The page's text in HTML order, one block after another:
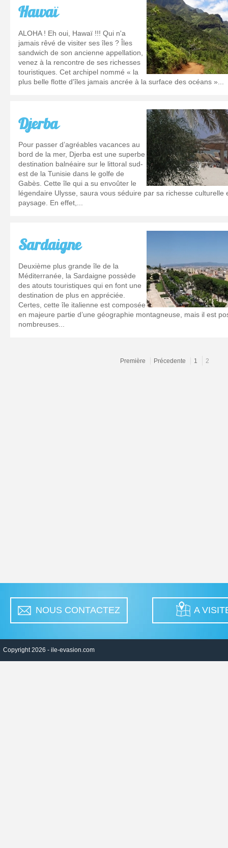
Hawaï
ALOHA ! Eh oui, Hawaï !!! Qui n'a
jamais rêvé de visiter ses îles ? Îles
sandwich de son ancienne appellation,
venez à la rencontre de ses richesses
touristiques. Cet archipel nommé « la
plus belle flotte d'îles jamais ancrée à la surface des océans »...
Djerba
Pour passer d’agréables vacances au
bord de la mer, Djerba est une superbe
destination balnéaire sur le littoral sud-
est de la Tunisie dans le golfe de
Gabès. Cette île qui a su envoûter le
légendaire Ulysse, saura vous séduire par sa richesse culturelle
paysage. En effet,...
Sardaigne
Deuxième plus grande île de la
Méditerranée, la Sardaigne possède
des atouts touristiques qui en font une
destination de plus en appréciée.
Certes, cette île italienne est composée
en majeure partie d’une géographie montagneuse, mais il est
nombreuses...
Première Précedente 1 2
NOUS CONTACTEZ A
Copyright 2026 - ile-evasion.com